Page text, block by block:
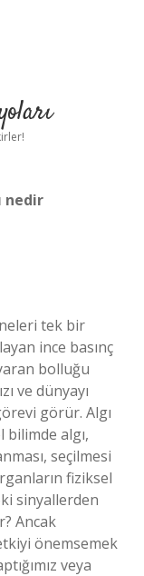
nedir
tek bir
ince basınç
bolluğu
ve dünyayı
görür. Algı
bilimde algı,
seçilmesi
fiziksel
sinyallerden
Ancak
önemsemek
veya